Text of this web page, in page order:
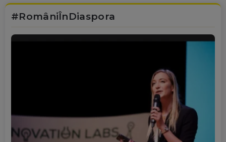
#RomâniÎnDiaspora